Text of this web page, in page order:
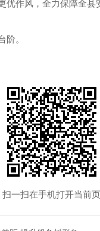
优作风，全力保障全县
阶。
扫一扫在手机打开当前页